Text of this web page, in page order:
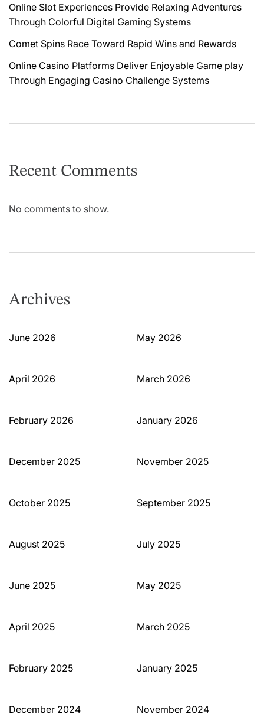
Online Slot Experiences Provide Relaxing Adventures
Through Colorful Digital Gaming Systems
Comet Spins Race Toward Rapid Wins and Rewards
Online Casino Platforms Deliver Enjoyable Game play
Through Engaging Casino Challenge Systems
Recent Comments
No comments to show.
Archives
June 2026 May 2026
April 2026 March 2026
February 2026 January 2026
December 2025 November 2025
October 2025 September 2025
August 2025 July 2025
June 2025 May 2025
April 2025 March 2025
February 2025 January 2025
December 2024 November 2024